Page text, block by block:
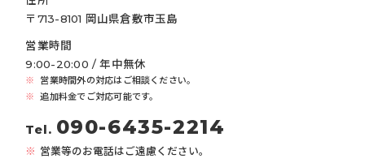
〒713-8101 岡山県倉敷市玉島
営業時間
9:00-20:00 / 年中無休
営業時間外の対応はご相談ください。
追加料金でご対応可能です。
Tel. 090-6435-2214
営業等のお電話はご遠慮ください。